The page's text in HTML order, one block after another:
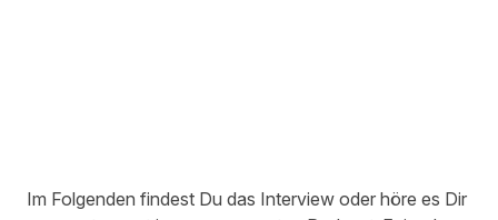
Im Folgenden findest Du das Interview oder höre es Dir